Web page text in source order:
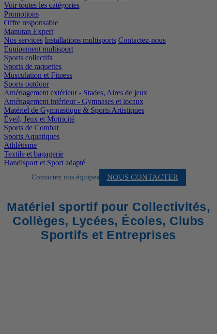
Voir toutes les catégories
Promotions
Offre responsable
Manutan Expert
Nos services Installations multisports Contactez-nous
Equipement multisport
Sports collectifs
Sports de raquettes
Musculation et Fitness
Sports outdoor
Aménagement extérieur - Stades, Aires de jeux
Aménagement intérieur - Gymnases et locaux
Matériel de Gymnastique & Sports Artistiques
Éveil, Jeux et Motricité
Sports de Combat
Sports Aquatiques
Athlétisme
Textile et bagagerie
Handisport et Sport adapté
Contactez nos équipes NOUS CONTACTER
Matériel sportif pour Collectivités,
Collèges, Lycées, Écoles, Clubs
Sportifs et Entreprises